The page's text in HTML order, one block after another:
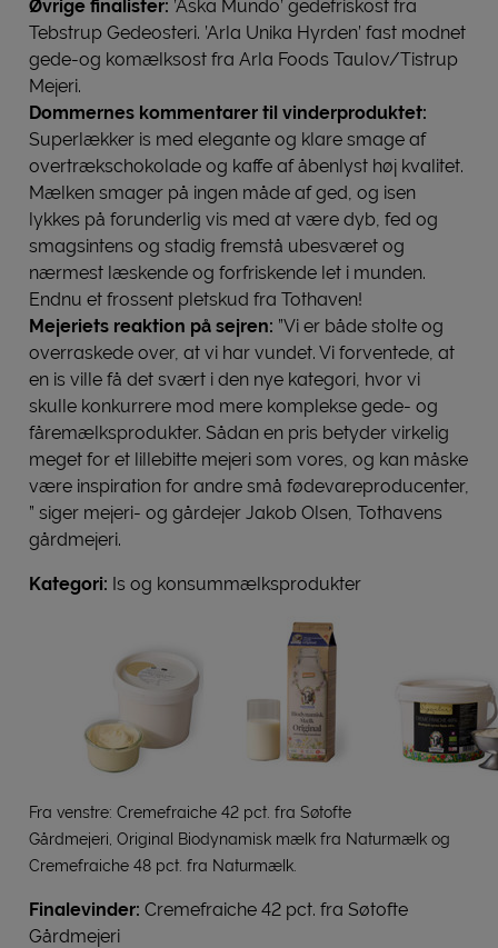
Øvrige finalister: ’Aska Mundo’ gedefriskost fra
Tebstrup Gedeosteri. ’Arla Unika Hyrden’ fast modnet
gede-og komælksost fra Arla Foods Taulov/Tistrup
Mejeri.
Dommernes kommentarer til vinderproduktet:
Superlækker is med elegante og klare smage af
overtrækschokolade og kaffe af åbenlyst høj kvalitet.
Mælken smager på ingen måde af ged, og isen
lykkes på forunderlig vis med at være dyb, fed og
smagsintens og stadig fremstå ubesværet og
nærmest læskende og forfriskende let i munden.
Endnu et frossent pletskud fra Tothaven!
Mejeriets reaktion på sejren: ”Vi er både stolte og
overraskede over, at vi har vundet. Vi forventede, at
en is ville få det svært i den nye kategori, hvor vi
skulle konkurrere mod mere komplekse gede- og
fåremælksprodukter. Sådan en pris betyder virkelig
meget for et lillebitte mejeri som vores, og kan måske
være inspiration for andre små fødevareproducenter,
” siger mejeri- og gårdejer Jakob Olsen, Tothavens
gårdmejeri.
Kategori: Is og konsummælksprodukter
Fra venstre: Cremefraiche 42 pct. fra Søtofte
Gårdmejeri, Original Biodynamisk mælk fra Naturmælk og
Cremefraiche 48 pct. fra Naturmælk.
Finalevinder: Cremefraiche 42 pct. fra Søtofte
Gårdmejeri